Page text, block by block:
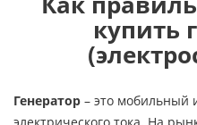
купить
Генератор – это мобильный